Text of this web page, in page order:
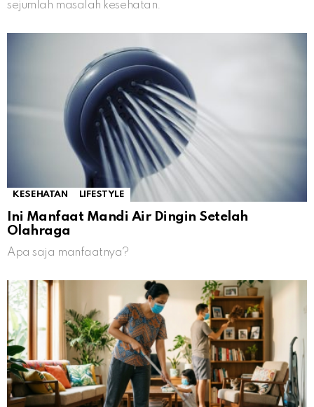
sejumlah masalah kesehatan.
KESEHATAN LIFESTYLE
Ini Manfaat Mandi Air Dingin Setelah
Olahraga
Apa saja manfaatnya?